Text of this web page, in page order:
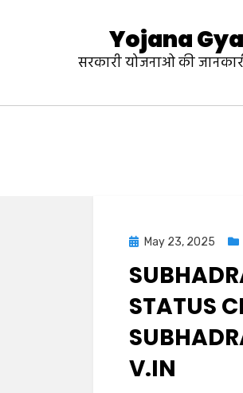
Yojana
सरकारी योजनाओ की
May 23, 2025
STATUS
V.IN